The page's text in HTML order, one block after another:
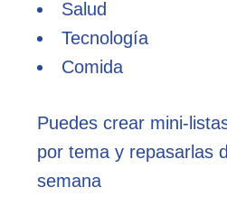
Salud
Tecnología
Comida
Puedes crear
por tema y repasarlas
semana